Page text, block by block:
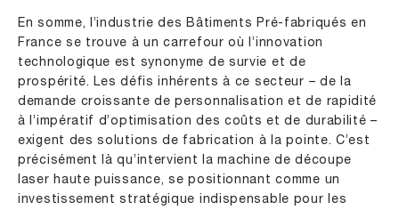
En somme, l’industrie des Bâtiments Pré-fabriqués en
France se trouve à un carrefour où l’innovation
technologique est synonyme de survie et de
prospérité. Les défis inhérents à ce secteur – de la
demande croissante de personnalisation et de rapidité
à l’impératif d’optimisation des coûts et de durabilité –
exigent des solutions de fabrication à la pointe. C’est
précisément là qu’intervient la machine de découpe
laser haute puissance, se positionnant comme un
investissement stratégique indispensable pour les